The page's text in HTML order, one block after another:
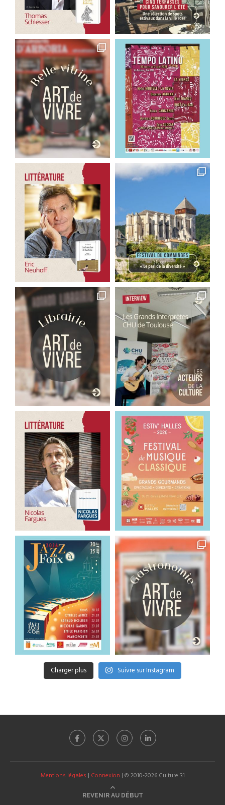
Charger plus Suivre sur Instagram
Mentions légales | Connexion | © 2010-2026 Culture 31
REVENIR AU DÉBUT